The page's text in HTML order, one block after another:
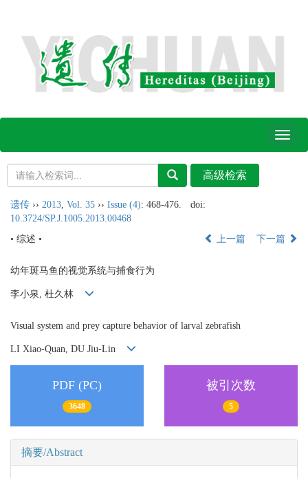
Toggle
遗传 ›› 2013 Vol. 35 ›› Issue (4): 468-476.
doi:
10.3724/SP.J.1005.2013.00468
• 综述 •
上一篇 下一篇
幼年斑马鱼的视觉系统与捕食行为
李小泉, 杜久林
Visual system and prey capture behavior of larval zebrafish
LI Xiao-Quan, DU Jiu-Lin
PDF (PC)
3648
被引次数
5
摘要/Abstract